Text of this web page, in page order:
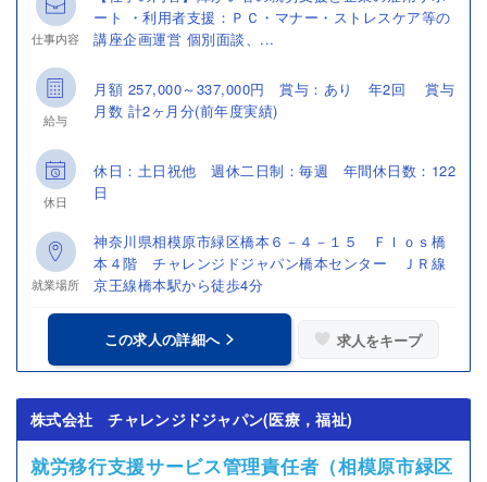
仕事内容
ート ・利用者支援：ＰＣ・マナー・ストレスケア等の
講座企画運営 個別面談、...
給与
月額 257,000～337,000円 賞与：あり 年2回 賞与
月数 計2ヶ月分(前年度実績)
休日
休日：土日祝他 週休二日制：毎週 年間休日数：122
日
就業場所
神奈川県相模原市緑区橋本６－４－１５ Ｆｌｏｓ橋
本４階 チャレンジドジャパン橋本センター ＪＲ線
京王線橋本駅から徒歩4分
この求人の詳細へ 求人をキープ
株式会社 チャレンジドジャパン(医療，福祉)
就労移行支援サービス管理責任者（相模原市緑区